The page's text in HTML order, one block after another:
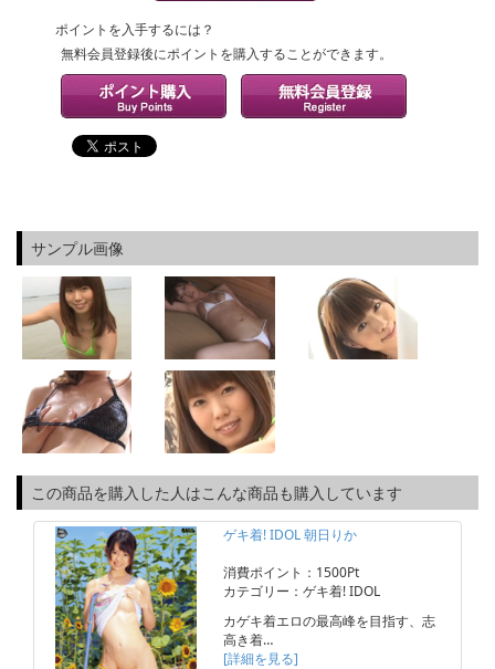
ポイントを入手するには？
無料会員登録後にポイントを購入することができます。
サンプル画像
この商品を購入した人はこんな商品も購入しています
ゲキ着! IDOL 朝日りか
消費ポイント：1500Pt
カテゴリー：ゲキ着! IDOL
カゲキ着エロの最高峰を目指す、志
高き着…
[詳細を見る]